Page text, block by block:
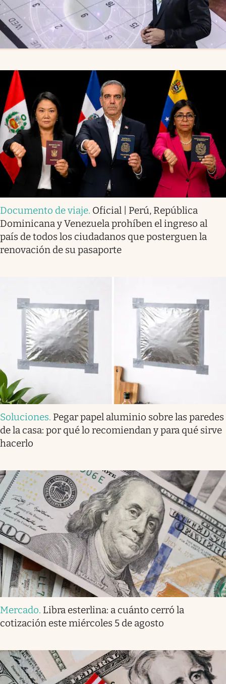
Documento de viaje. Oficial | Perú, República
Dominicana y Venezuela prohíben el ingreso al
país de todos los ciudadanos que posterguen la
renovación de su pasaporte
Soluciones. Pegar papel aluminio sobre las paredes
de la casa: por qué lo recomiendan y para qué sirve
hacerlo
Mercado. Libra esterlina: a cuánto cerró la
cotización este miércoles 5 de agosto